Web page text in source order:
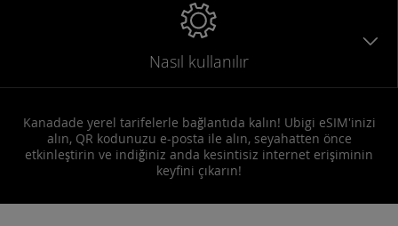
Nasıl kullanılır
Kanadade yerel tarifelerle bağlantıda kalın! Ubigi eSIM'inizi
alın, QR kodunuzu e-posta ile alın, seyahatten önce
etkinleştirin ve indiğiniz anda kesintisiz internet erişiminin
keyfini çıkarın!